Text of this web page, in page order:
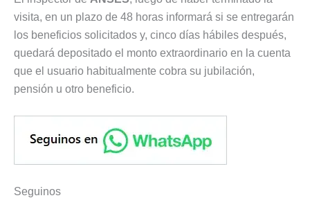
visita, en un plazo de 48 horas informará si se entregarán
los beneficios solicitados y, cinco días hábiles después,
quedará depositado el monto extraordinario en la cuenta
que el usuario habitualmente cobra su jubilación,
pensión u otro beneficio.
Seguinos